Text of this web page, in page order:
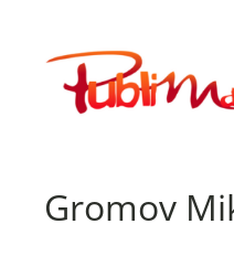
contenuPublimath
Gromov